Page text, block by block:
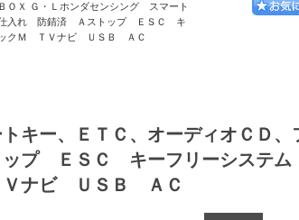
ＯＸ Ｇ・Ｌホンダセンシング スマート
仕入れ 防錆済 Ａストップ ＥＳＣ キ
クＭ ＴＶナビ ＵＳＢ ＡＣ
キー、ＥＴＣ、オーディオＣＤ
プ ＥＳＣ キーフリーシステム
ナビ ＵＳＢ ＡＣ